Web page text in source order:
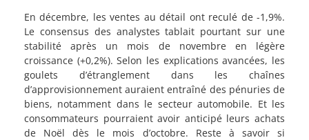
En décembre, les ventes au détail ont reculé de -1,9%.
Le consensus des analystes tablait pourtant sur une
stabilité après un mois de novembre en légère
croissance (+0,2%). Selon les explications avancées, les
goulets d’étranglement dans les chaînes
d’approvisionnement auraient entraîné des pénuries de
biens, notamment dans le secteur automobile. Et les
consommateurs pourraient avoir anticipé leurs achats
de Noël dès le mois d’octobre. Reste à savoir si